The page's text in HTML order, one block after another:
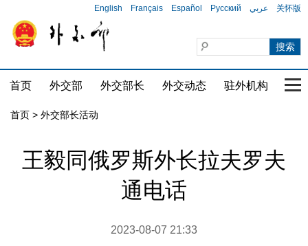
English Français Español Русский عربي 关怀版
首页 外交部 外交部长 外交动态 驻外机构 国
首页 > 外交部长活动
王毅同俄罗斯外长拉夫罗夫
通电话
2023-08-07 21:33